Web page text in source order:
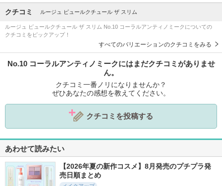
クチコミ ルージュ ピュールクチュール ザ スリム
ルージュ ピュールクチュール ザ スリム No.10 コーラルアンティノミークについての
クチコミをピックアップ！
すべてのバリエーションのクチコミをみる
No.10 コーラルアンティノミークにはまだクチコミがありませ
ん。
クチコミ一番ノリになりませんか？
ぜひあなたの感想を教えてください。
クチコミを投稿する
あわせて読みたい
【2026年夏の新作コスメ】8月発売のプチプラ発
売日順まとめ